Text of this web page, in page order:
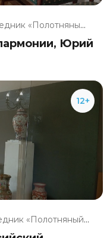
Музей-заповедник «Полотняный З...
Юрий
12+
Музей-заповедник «Полотняный З...